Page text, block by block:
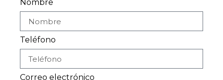
Nombre
Teléfono
Correo electrónico